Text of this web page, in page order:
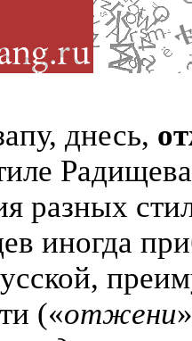
днесь,
разных
иногда
(«отжени